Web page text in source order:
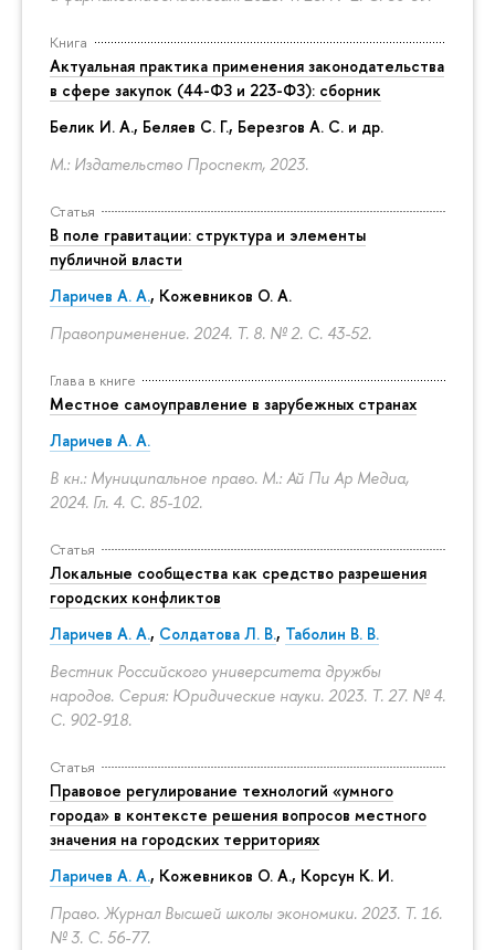
Книга
Актуальная практика применения законодательства
в сфере закупок (44-ФЗ и 223-ФЗ): сборник
Белик И. А., Беляев С. Г., Березгов А. С. и др.
М.: Издательство Проспект, 2023.
Статья
В поле гравитации: структура и элементы
публичной власти
Ларичев А. А., Кожевников О. А.
Правоприменение. 2024. Т. 8. № 2. С. 43-52.
Глава в книге
Местное самоуправление в зарубежных странах
Ларичев А. А.
В кн.: Муниципальное право. М.: Ай Пи Ар Медиа,
2024. Гл. 4. С. 85-102.
Статья
Локальные сообщества как средство разрешения
городских конфликтов
Ларичев А. А., Солдатова Л. В., Таболин В. В.
Вестник Российского университета дружбы
народов. Серия: Юридические науки. 2023. Т. 27. № 4.
С. 902-918.
Статья
Правовое регулирование технологий «умного
города» в контексте решения вопросов местного
значения на городских территориях
Ларичев А. А., Кожевников О. А., Корсун К. И.
Право. Журнал Высшей школы экономики. 2023. Т. 16.
№ 3. С. 56-77.